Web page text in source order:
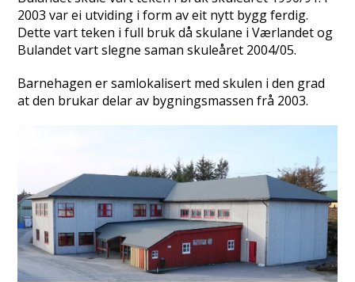
2003 var ei utviding i form av eit nytt bygg ferdig.
Dette vart teken i full bruk då skulane i Værlandet og
Bulandet vart slegne saman skuleåret 2004/05.
Barnehagen er samlokalisert med skulen i den grad
at den brukar delar av bygningsmassen frå 2003.